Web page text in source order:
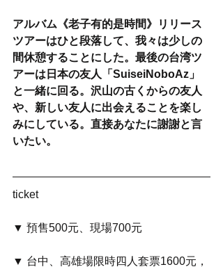
アルバム《老子有的是時間》リリース
ツアーはひと段落して、我々は少しの
間休憩することにした。最後の台湾ツ
アーは日本の友人「SuiseiNoboAz」
と一緒に回る。沢山の古くからの友人
や、新しい友人に出会えることを楽し
みにしている。直接あなたに謝謝と言
いたい。
ticket
▼ 預售500元、現場700元
▼ 台中、高雄場限時四人套票1600元，